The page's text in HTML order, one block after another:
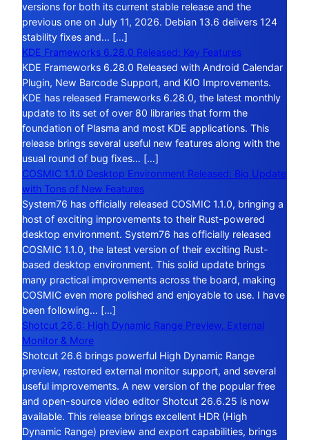
versions for both its current stable release and the
previous one on July 11, 2026. Debian 13.6 delivers 124
stability fixes and… […]
KDE Frameworks 6.28.0 Released: Key Features
KDE Frameworks 6.28.0 Released with Android Calendar
Plugin, New Barcode Support, and KIO Improvements.
KDE has released Frameworks 6.28.0, the latest monthly
update to its set of over 80 libraries that form the
foundation of Plasma and most KDE applications. This
release brings several useful new features along with the
usual round of bug fixes… […]
COSMIC 1.1.0 Desktop Environment Released: Big Update
with Tons of New Features
System76 has officially released COSMIC 1.1.0, bringing a
host of exciting improvements to their Rust-powered
desktop environment. System76 has officially released
COSMIC 1.1.0, the latest version of their exciting Rust-
based desktop environment. This solid update brings
many practical improvements across the board, making
COSMIC even more polished and enjoyable to use. I have
been following… […]
Shotcut 26.6: High Dynamic Range Preview, External
Monitor & More
Shotcut 26.6 brings powerful High Dynamic Range
preview, restored external monitor support, and several
useful improvements. A new version of the popular free
and open-source video editor Shotcut 26.6.25 is now
available. This release brings excellent HDR (High
Dynamic Range) preview and export capabilities, brings